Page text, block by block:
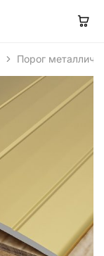
Порог